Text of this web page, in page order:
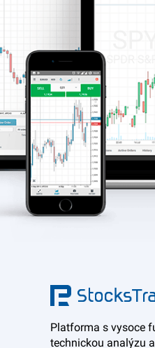
Platforma s vysoce
technickou analýzu